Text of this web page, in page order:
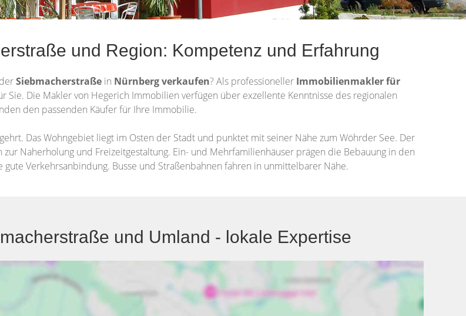
und Region: Kompetenz und Erfahrung
Siebmacherstraße in Nürnbergverkaufen? Als professioneller Immobilienmakler für
Die Makler von Hegerich Immobilien verfügen über exzellente Kenntnisse des regionalen
den passenden Käufer für Ihre Immobilie.
Das Wohngebiet liegt im Osten der Stadt und punktet mit seiner Nähe zum Wöhrder See. Der
Naherholung und Freizeitgestaltung. Ein- und Mehrfamilienhäuser prägen die Bebauung in den
Verkehrsanbindung. Busse und Straßenbahnen fahren in unmittelbarer Nähe.
und Umland - lokale Expertise